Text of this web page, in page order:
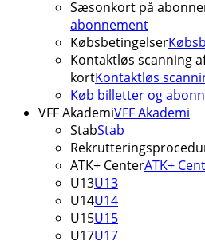
Sæsonkort på
abonnement
Købsbetingelser
Kontaktløs scanning
kortKontaktløs
Køb billetter og
VFF AkademiVFF Akademi
StabStab
ATK+ CenterATK+
U13U13
U14U14
U15U15
U17U17